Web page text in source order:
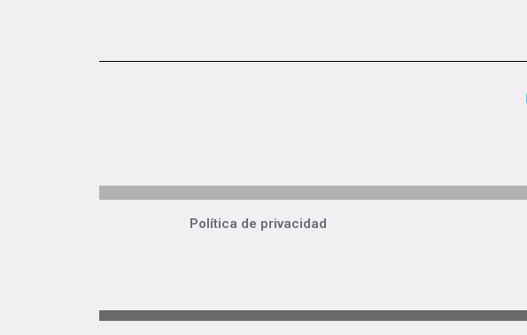
Política de privacidad